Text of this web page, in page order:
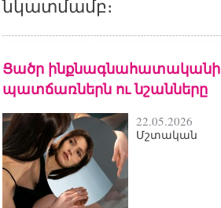
նկատմամբ։
Ցածր ինքնագնահատականի
պատճառներն ու նշանները
22.05.2026
Մշտական